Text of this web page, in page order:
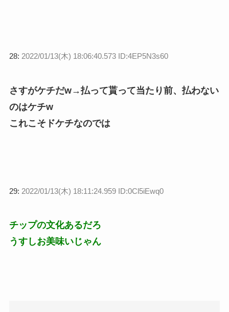
28: 2022/01/13(木) 18:06:40.573 ID:4EP5N3s60
さすがケチだw→払って貰って当たり前、払わない
のはケチw
これこそドケチなのでは
29: 2022/01/13(木) 18:11:24.959 ID:0Cl5iEwq0
チップの文化あるだろ
うすしお美味いじゃん